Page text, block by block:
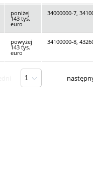
poniżej
143 tys.
euro
34000000-7,
powyżej
143 tys.
euro
34100000-8,